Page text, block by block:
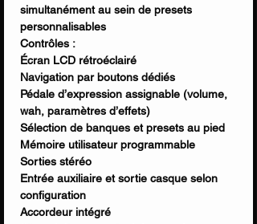
simultanément au sein de presets
personnalisables
Contrôles :
Écran LCD rétroéclairé
Navigation par boutons dédiés
Pédale d’expression assignable (volume,
wah, paramètres d’effets)
Sélection de banques et presets au pied
Mémoire utilisateur programmable
Sorties stéréo
Entrée auxiliaire et sortie casque selon
configuration
Accordeur intégré